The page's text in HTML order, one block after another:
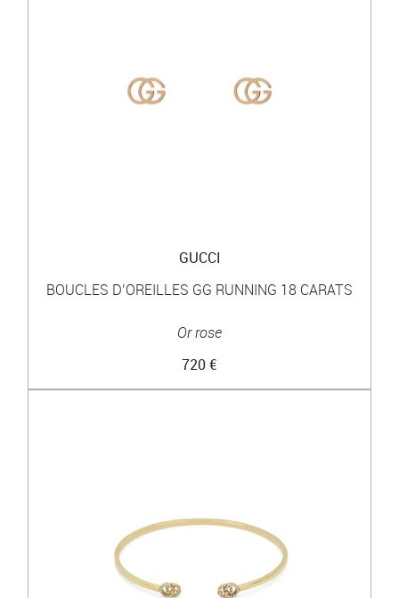
GUCCI
BOUCLES D’OREILLES GG RUNNING 18 CARATS
Or rose
720 €